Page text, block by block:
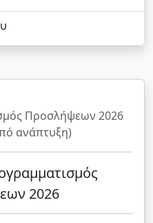
Προσλήψεων 2026
ανάπτυξη)
2026